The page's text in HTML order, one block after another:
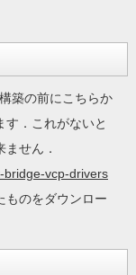
築の前にこちらか
す．これがないと
せん．
bridge-vcp-drivers
ものをダウンロー